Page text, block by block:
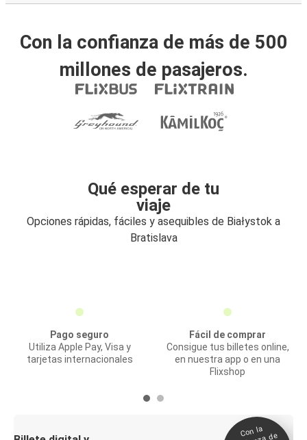
Con la confianza de más de 500
millones de pasajeros.
Qué esperar de tu
viaje
Opciones rápidas, fáciles y asequibles de Białystok a
Bratislava
Pago seguro
Utiliza Apple Pay, Visa y
tarjetas internacionales
Fácil de comprar
Consigue tus billetes online,
en nuestra app o en una
Flixshop
Con la